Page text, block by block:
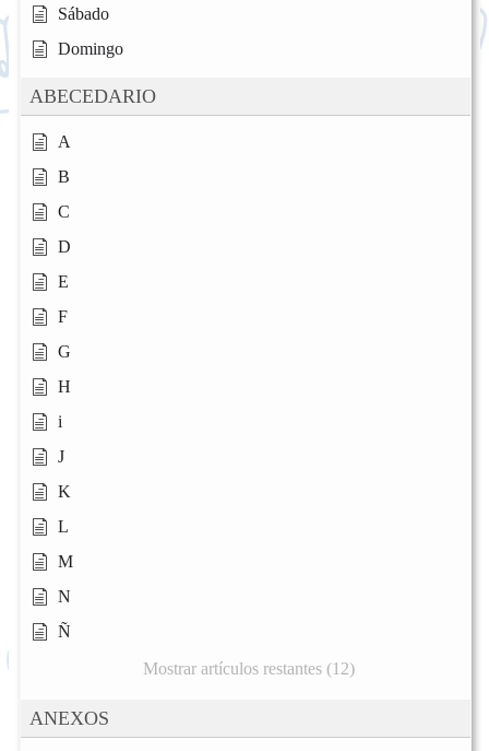
Sábado
Domingo
ABECEDARIO
A
B
C
D
E
F
G
H
i
J
K
L
M
N
Ñ
Mostrar artículos restantes (12)
ANEXOS